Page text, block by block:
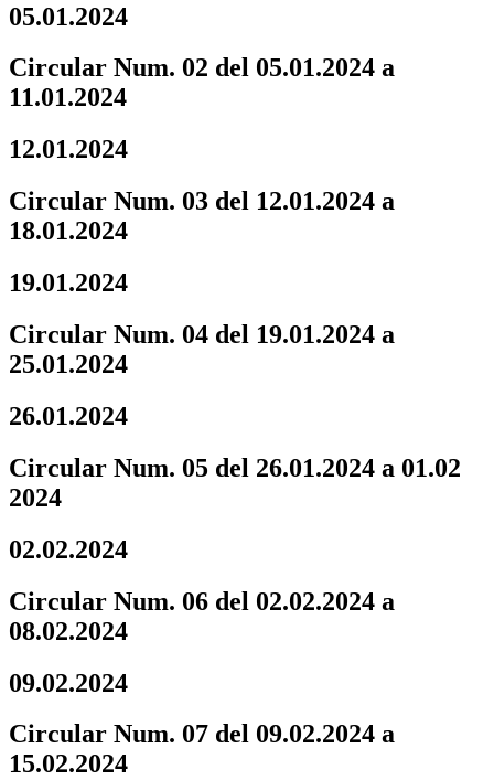
05.01.2024
Circular Num. 02 del 05.01.2024 a
11.01.2024
12.01.2024
Circular Num. 03 del 12.01.2024 a
18.01.2024
19.01.2024
Circular Num. 04 del 19.01.2024 a
25.01.2024
26.01.2024
Circular Num. 05 del 26.01.2024 a 01.02
2024
02.02.2024
Circular Num. 06 del 02.02.2024 a
08.02.2024
09.02.2024
Circular Num. 07 del 09.02.2024 a
15.02.2024